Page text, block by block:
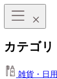
カテゴリ
雑貨・日